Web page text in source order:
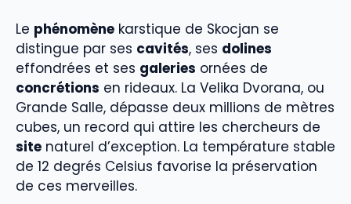
Le phénomène karstique de Skocjan se
distingue par ses cavités, ses dolines
effondrées et ses galeries ornées de
concrétions en rideaux. La Velika Dvorana, ou
Grande Salle, dépasse deux millions de mètres
cubes, un record qui attire les chercheurs de
site naturel d’exception. La température stable
de 12 degrés Celsius favorise la préservation
de ces merveilles.